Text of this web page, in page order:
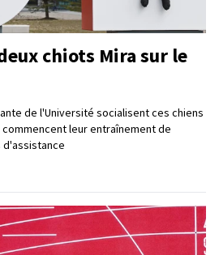
chiots Mira sur le
de l'Université socialisent ces chiens
leur entraînement de
d'assistance